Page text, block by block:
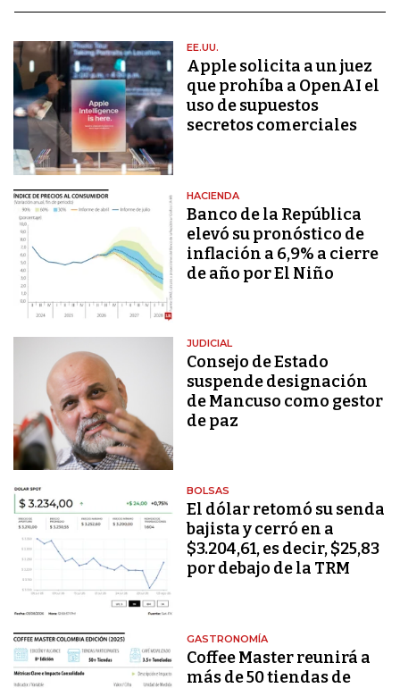
EE.UU.
Apple solicita a un juez
que prohíba a OpenAI el
uso de supuestos
secretos comerciales
HACIENDA
Banco de la República
elevó su pronóstico de
inflación a 6,9% a cierre
de año por El Niño
JUDICIAL
Consejo de Estado
suspende designación
de Mancuso como gestor
de paz
BOLSAS
El dólar retomó su senda
bajista y cerró en a
$3.204,61, es decir, $25,83
por debajo de la TRM
GASTRONOMÍA
Coffee Master reunirá a
más de 50 tiendas de